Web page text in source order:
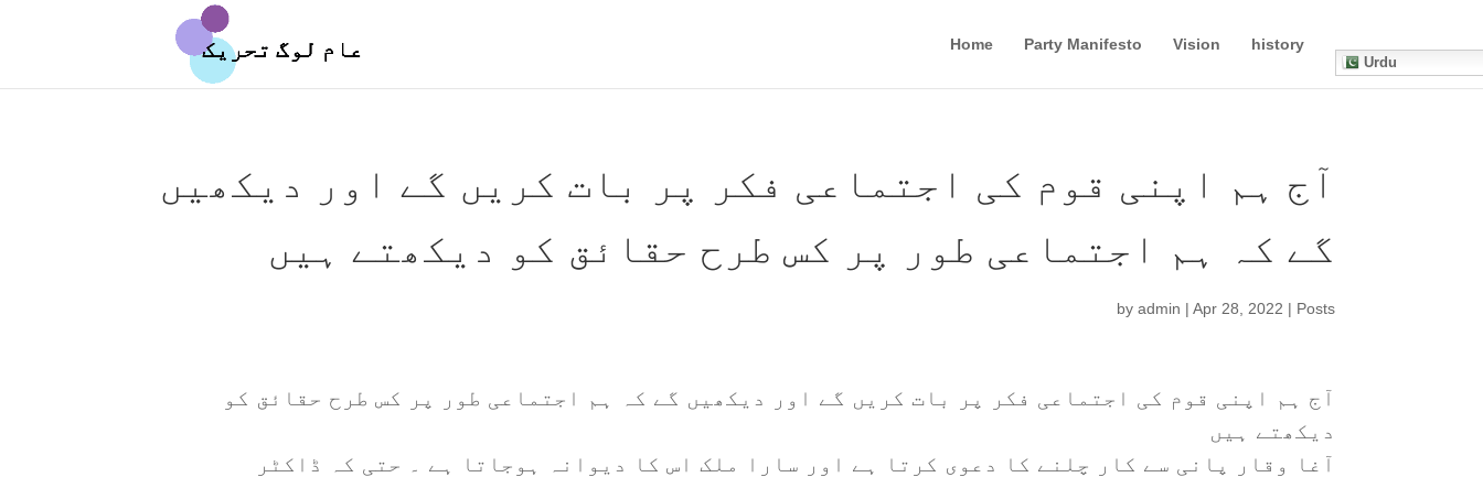
Home Party Manifesto Vision history
Urdu
آج ہم اپنی قوم کی اجتماعی فکر پر بات کریں گے اور دیکھیں
گے کہ ہم اجتماعی طور پر کس طرح حقائق کو دیکھتے ہیں
by admin | Apr 28, 2022 | Posts
آج ہم اپنی قوم کی اجتماعی فکر پر بات کریں گے اور دیکھیں گے کہ ہم اجتماعی طور پر کس طرح حقائق کو
دیکھتے ہیں
آغا وقار پانی سے کار چلنے کا دعوی کرتا ہے اور سارا ملک اس کا دیوانہ ہوجاتا ہے ۔ حتی کہ ڈاکٹر